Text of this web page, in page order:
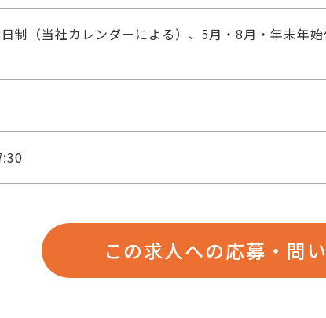
制（当社カレンダーによる）、5月・8月・年末年
この求人への応募・問